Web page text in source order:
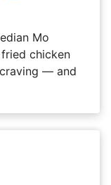
Mo
chicken
— and